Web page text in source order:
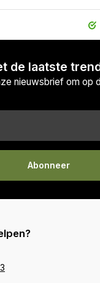
de laatste
nieuwsbrief om op
Abonneer